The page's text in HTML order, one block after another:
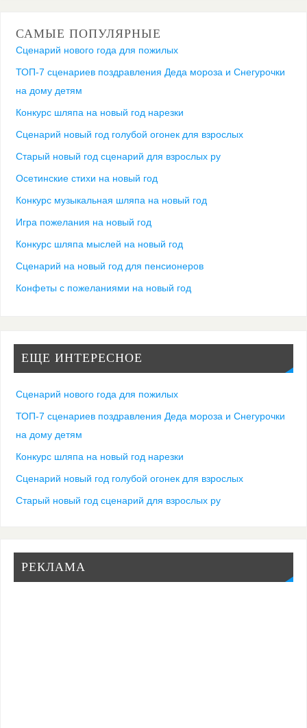
САМЫЕ ПОПУЛЯРНЫЕ
Сценарий нового года для пожилых
ТОП-7 сценариев поздравления Деда мороза и Снегурочки
на дому детям
Конкурс шляпа на новый год нарезки
Сценарий новый год голубой огонек для взрослых
Старый новый год сценарий для взрослых ру
Осетинские стихи на новый год
Конкурс музыкальная шляпа на новый год
Игра пожелания на новый год
Конкурс шляпа мыслей на новый год
Сценарий на новый год для пенсионеров
Конфеты с пожеланиями на новый год
ЕЩЕ ИНТЕРЕСНОЕ
Сценарий нового года для пожилых
ТОП-7 сценариев поздравления Деда мороза и Снегурочки
на дому детям
Конкурс шляпа на новый год нарезки
Сценарий новый год голубой огонек для взрослых
Старый новый год сценарий для взрослых ру
РЕКЛАМА